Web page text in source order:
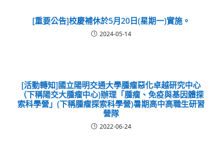
[重要公告]校慶補休於5月20日(星期一)實施。
2024-05-14
[活動轉知]國立陽明交通大學腫瘤惡化卓越研究中心
（下稱陽交大腫瘤中心)辦理「腫瘤、免疫與基因體探
索科學營」(下稱腫瘤探索科學營)暑期高中高職生研習
營隊
2022-06-24